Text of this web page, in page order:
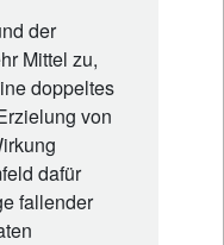
der
Mittel zu,
doppeltes
von
dafür
fallender